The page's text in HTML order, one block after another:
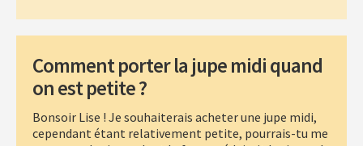
Comment porter la jupe midi quand
on est petite ?
Bonsoir Lise ! Je souhaiterais acheter une jupe midi,
cependant étant relativement petite, pourrais-tu me